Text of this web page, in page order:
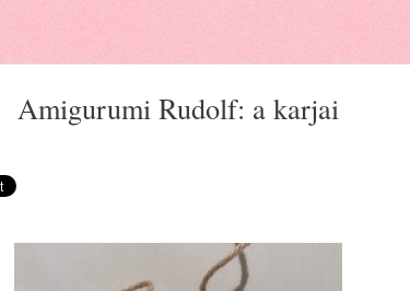
Amigurumi Rudolf: a karjai